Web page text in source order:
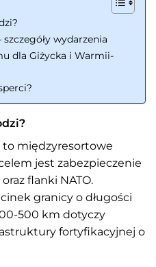
wydarzenia
dla Giżycka i Warmii-
to międzyresortowe
jest zabezpieczenie
flanki NATO.
granicy o długości
500 km dotyczy
fortyfikacyjnej o